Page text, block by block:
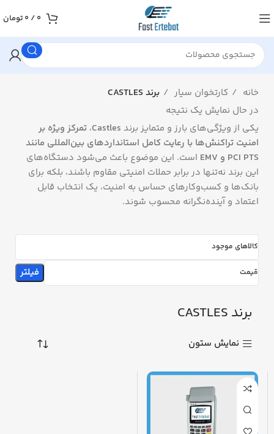
0
/
0 تومان
خانه کارتخوان سیار
برند CASTLES
در حال نمایش یک نتیجه
یکی از ویژگی‌های بارز و متمایز برند Castles، تمرکز ویژه بر
امنیت تراکنش‌ها با رعایت کامل استانداردهای بین‌المللی مانند
PCI PTS و EMV
است. این موضوع باعث می‌شود دستگاه‌های
این برند نه‌تنها در برابر حملات امنیتی مقاوم باشند، بلکه برای
بانک‌ها و کسب‌وکارهای حساس به امنیت، یک انتخاب قابل
اعتماد و آینده‌نگرانه محسوب شوند.
کالاهای موجود
قیمت فیلتر
برند CASTLES
نمایش ستون